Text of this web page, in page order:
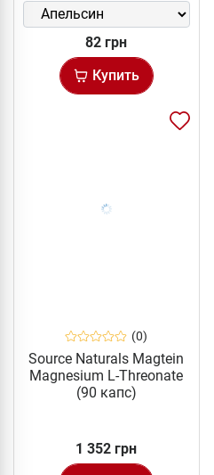
82 грн
Купить
(0)
Source Naturals Magtein
Magnesium L-Threonate
(90 капс)
1 352 грн